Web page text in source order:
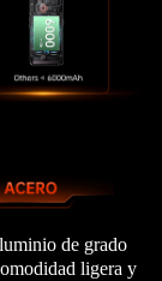
de grado
ligera y